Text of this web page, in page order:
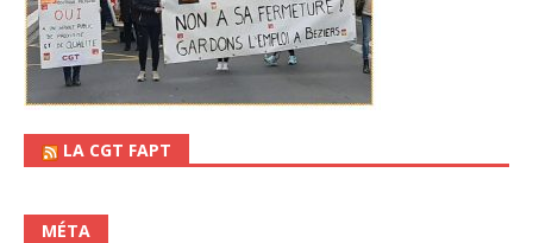
LA CGT FAPT
MÉTA